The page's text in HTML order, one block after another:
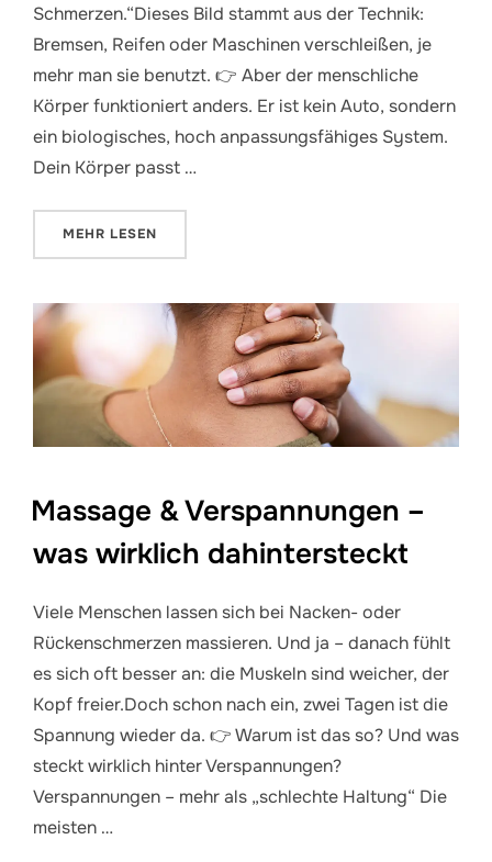
Schmerzen.“Dieses Bild stammt aus der Technik:
Bremsen, Reifen oder Maschinen verschleißen, je
mehr man sie benutzt. 👉 Aber der menschliche
Körper funktioniert anders. Er ist kein Auto, sondern
ein biologisches, hoch anpassungsfähiges System.
Dein Körper passt …
MEHR ÜBER „VERSCHLEISS DURCH BELASTUNG UND
LESEN
Massage & Verspannungen –
was wirklich dahintersteckt
Viele Menschen lassen sich bei Nacken- oder
Rückenschmerzen massieren. Und ja – danach fühlt
es sich oft besser an: die Muskeln sind weicher, der
Kopf freier.Doch schon nach ein, zwei Tagen ist die
Spannung wieder da. 👉 Warum ist das so? Und was
steckt wirklich hinter Verspannungen?
Verspannungen – mehr als „schlechte Haltung“ Die
meisten …